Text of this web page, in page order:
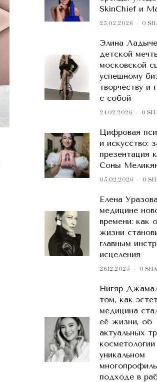
SkinChief и
25.02.2026 0
Элина
детской
московской
успешному
творчеству и
с собой
24.02.2026 0
Цифровая
и искусство:
презентация
Соны
05.02.2026 0
Елена
медицине
времени: как
жизни
главным
исцеления
26.12.2025 0
Нигяр
том, как
медицина
её жизни, об
актуальных
косметологии
уникальном
подходе в